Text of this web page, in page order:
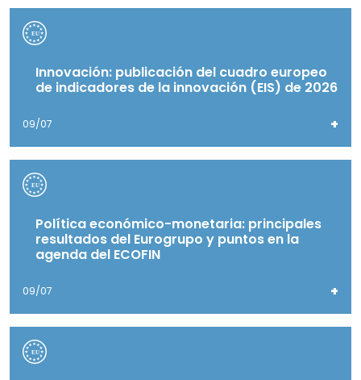
Innovación: publicación del cuadro europeo
de indicadores de la innovación (EIS) de 2026
09/07 +
Política económico-monetaria: principales
resultados del Eurogrupo y puntos en la
agenda del ECOFIN
09/07 +